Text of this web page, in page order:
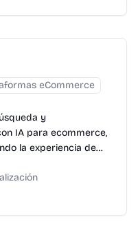
eCommerce
y
IA para ecommerce,
la experiencia de